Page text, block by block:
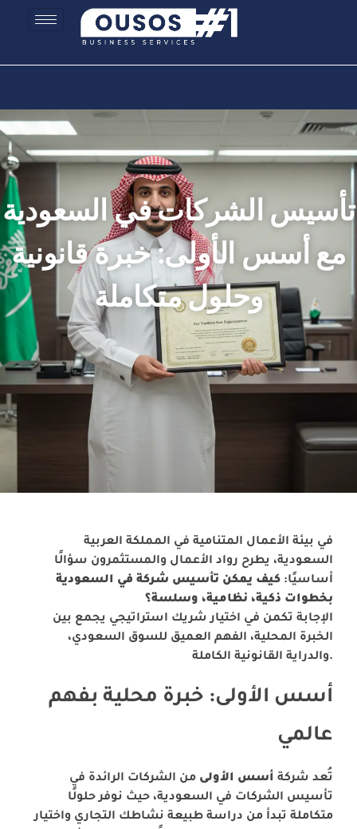
تأسيس الشركات في السعودية
مع أسس الأولى: خبرة قانونية
وحلول متكاملة
في بيئة الأعمال المتنامية في المملكة العربية
السعودية، يطرح رواد الأعمال والمستثمرون سؤالًا
أساسيًا: كيف يمكن تأسيس شركة في السعودية
بخطوات ذكية، نظامية، وسلسة؟
الإجابة تكمن في اختيار شريك استراتيجي يجمع بين
الخبرة المحلية، الفهم العميق للسوق السعودي،
والدراية القانونية الكاملة.
أسس الأولى: خبرة محلية بفهم
عالمي
تُعد شركة أسس الأولى من الشركات الرائدة في
تأسيس الشركات في السعودية، حيث نوفر حلولًا
متكاملة تبدأ من دراسة طبيعة نشاطك التجاري واختيار